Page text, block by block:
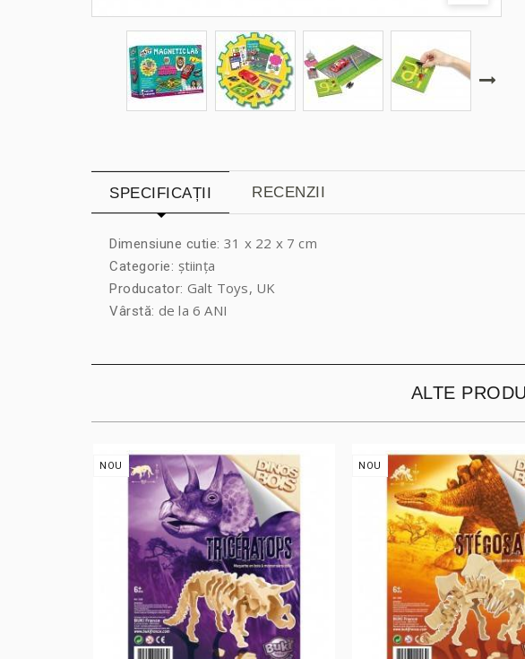
SPECIFICAȚII RECENZII
Dimensiune cutie: 31 x 22 x 7 cm
Categorie: știința
Producator: Galt Toys, UK
Vârstă: de la 6 ANI
ALTE
NOU NOU